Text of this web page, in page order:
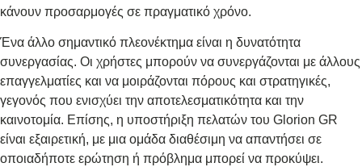
κάνουν προσαρμογές σε πραγματικό χρόνο.
Ένα άλλο σημαντικό πλεονέκτημα είναι η δυνατότητα
συνεργασίας. Οι χρήστες μπορούν να συνεργάζονται με άλλους
επαγγελματίες και να μοιράζονται πόρους και στρατηγικές,
γεγονός που ενισχύει την αποτελεσματικότητα και την
καινοτομία. Επίσης, η υποστήριξη πελατών του Glorion GR
είναι εξαιρετική, με μια ομάδα διαθέσιμη να απαντήσει σε
οποιαδήποτε ερώτηση ή πρόβλημα μπορεί να προκύψει.